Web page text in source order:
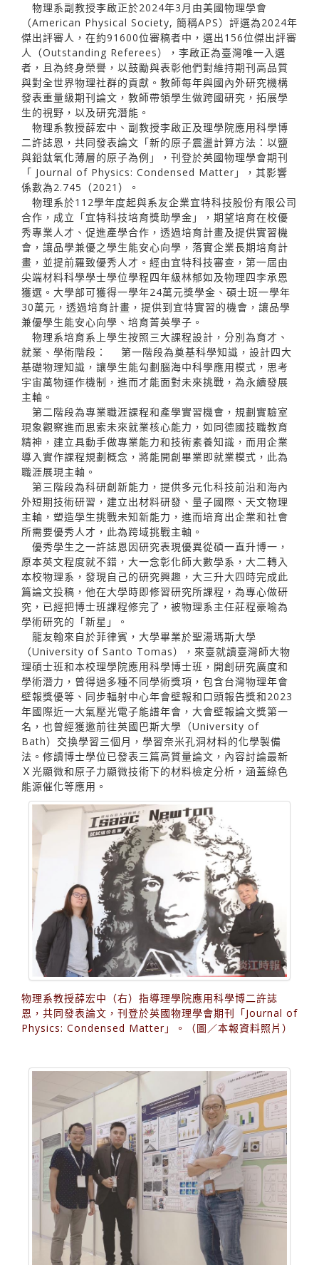
物理系副教授李啟正於2024年3月由美國物理學會
（American Physical Society, 簡稱APS）評選為2024年
傑出評審人，在約91600位審稿者中，選出156位傑出評審
人（Outstanding Referees），李啟正為臺灣唯一入選
者，且為終身榮譽，以鼓勵與表彰他們對維持期刊高品質
與對全世界物理社群的貢獻。教師每年與國內外研究機構
發表重量級期刊論文，教師帶領學生做跨國研究，拓展學
生的視野，以及研究潛能。
物理系教授薛宏中、副教授李啟正及理學院應用科學博
二許誌恩，共同發表論文「新的原子震盪計算方法：以鹽
與鉛鈦氧化薄層的原子為例」，刊登於英國物理學會期刊
「 Journal of Physics: Condensed Matter」，其影響
係數為2.745（2021）。
物理系於112學年度起與系友企業宜特科技股份有限公司
合作，成立「宜特科技培育獎助學金」，期望培育在校優
秀專業人才、促進產學合作，透過培育計畫及提供實習機
會，讓品學兼優之學生能安心向學，落實企業長期培育計
畫，並提前羅致優秀人才。經由宜特科技審查，第一屆由
尖端材料科學學士學位學程四年級林郁如及物理四李承恩
獲選。大學部可獲得一學年24萬元獎學金、碩士班一學年
30萬元，透過培育計畫，提供到宜特實習的機會，讓品學
兼優學生能安心向學、培育菁英學子。
物理系培育系上學生按照三大課程設計，分別為育才、
就業、學術階段： 第一階段為奠基科學知識，設計四大
基礎物理知識，讓學生能勾劃腦海中科學應用模式，思考
宇宙萬物運作機制，進而才能面對未來挑戰，為永續發展
主軸。
第二階段為專業職涯課程和產學實習機會，規劃實驗室
現象觀察進而思索未來就業核心能力，如同德國技職教育
精神，建立具動手做專業能力和技術素養知識，而用企業
導入實作課程規劃概念，將能開創畢業即就業模式，此為
職涯展現主軸。
第三階段為科研創新能力，提供多元化科技前沿和海內
外短期技術研習，建立出材料研發、量子國際、天文物理
主軸，塑造學生挑戰未知新能力，進而培育出企業和社會
所需要優秀人才，此為跨域挑戰主軸。
優秀學生之一許誌恩因研究表現優異從碩一直升博一，
原本英文程度就不錯，大一念彰化師大數學系，大二轉入
本校物理系，發現自己的研究興趣，大三升大四時完成此
篇論文投稿，他在大學時即修習研究所課程，為專心做研
究，已經把博士班課程修完了，被物理系主任莊程豪喻為
學術研究的「新星」。
龍友翰來自於菲律賓，大學畢業於聖湯瑪斯大學
（University of Santo Tomas），來臺就讀臺灣師大物
理碩士班和本校理學院應用科學博士班，開創研究廣度和
學術潛力，曾得過多種不同學術獎項，包含台灣物理年會
壁報獎優等、同步輻射中心年會壁報和口頭報告獎和2023
年國際近一大氣壓光電子能譜年會，大會壁報論文獎第一
名，也曾經獲邀前往英國巴斯大學（University of
Bath）交換學習三個月，學習奈米孔洞材料的化學製備
法。修讀博士學位已發表三篇高質量論文，內容討論最新
Ｘ光顯微和原子力顯微技術下的材料檢定分析，涵蓋綠色
能源催化等應用。
物理系教授薛宏中（右）指導理學院應用科學博二許誌
恩，共同發表論文，刊登於英國物理學會期刊「Journal of
Physics: Condensed Matter」。（圖／本報資料照片）